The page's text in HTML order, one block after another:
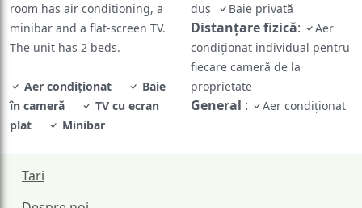
room has air conditioning, a
minibar and a flat-screen TV.
The unit has 2 beds.
Aer condiționat
Baie
în cameră
TV cu ecran
plat
Minibar
duș
Baie privată
Distanțare fizică:
Aer
condiționat individual pentru
fiecare cameră de la
proprietate
General : Aer condiționat
Tari